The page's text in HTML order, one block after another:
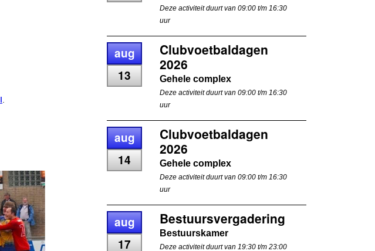
Deze activiteit duurt van 09:00 t/m 16:30
uur
aug
13
Clubvoetbaldagen
2026
Gehele complex
Deze activiteit duurt van 09:00 t/m 16:30
uur
aug
14
Clubvoetbaldagen
2026
Gehele complex
Deze activiteit duurt van 09:00 t/m 16:30
uur
aug
17
Bestuursvergadering
Bestuurskamer
Deze activiteit duurt van 19:30 t/m 23:00